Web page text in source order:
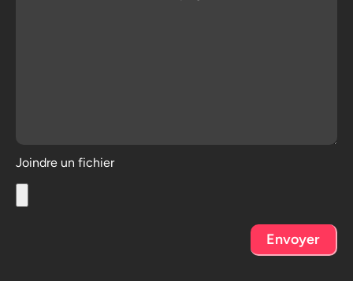
Joindre un fichier
Envoyer